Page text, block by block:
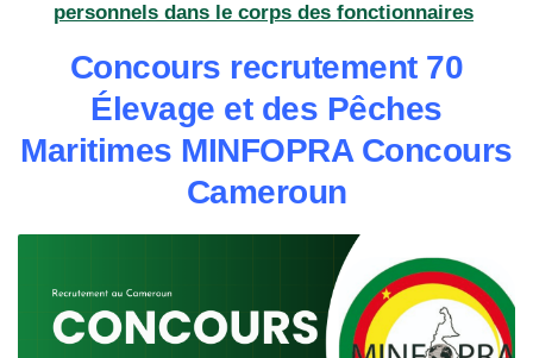
personnels dans le corps des fonctionnaires
Concours recrutement 70
Élevage et des Pêches
Maritimes MINFOPRA Concours
Cameroun